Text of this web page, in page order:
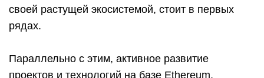
своей растущей экосистемой, стоит в первых
рядах.
Параллельно с этим, активное развитие
проектов и технологий на базе Ethereum,